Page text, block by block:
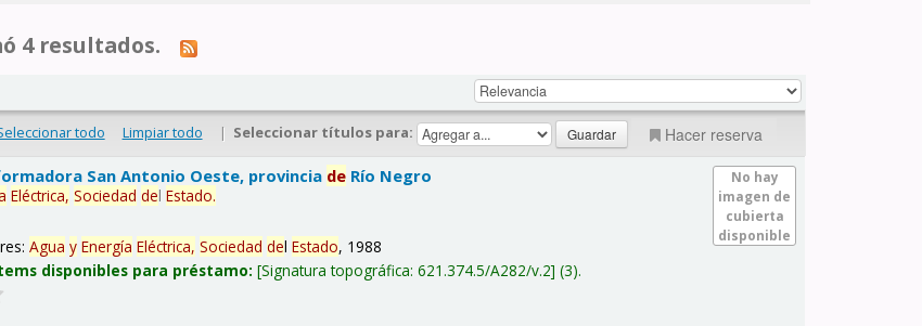
4 resultados.
todo Limpiar todo | Seleccionar títulos para: Hacer reserva
No hay
imagen de
cubierta
disponible
San Antonio Oeste, provincia de Río Negro
Eléctrica, Sociedad delEstado.
Agua y Energía Eléctrica, Sociedad delEstado, 1988
disponibles para préstamo: Signatura topográfica:621.374.5/A282/v.2 (3).